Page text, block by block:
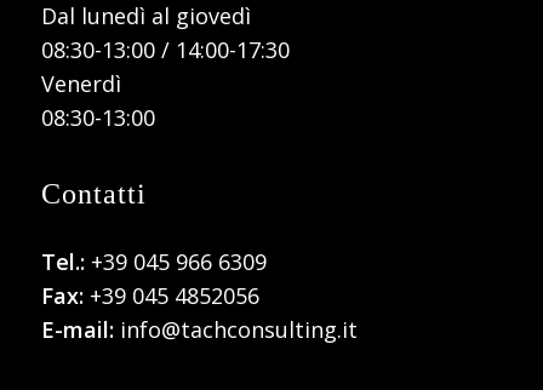
Dal lunedì al giovedì
08:30-13:00 / 14:00-17:30
Venerdì
08:30-13:00
Contatti
Tel.: +39 045 966 6309
Fax:+39 045 4852056
E-mail:info@tachconsulting.it